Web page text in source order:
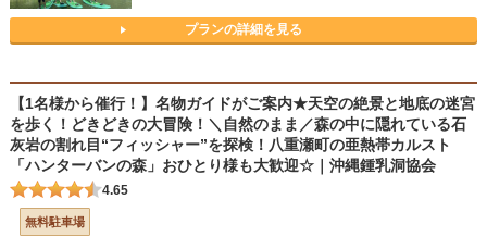
プランの詳細を見る
【1名様から催行！】名物ガイドがご案内★天空の絶景と地底の迷宮
を歩く！どきどきの大冒険！＼自然のまま／森の中に隠れている石
灰岩の割れ目“フィッシャー”を探検！八重瀬町の亜熱帯カルスト
「ハンターバンの森」おひとり様も大歓迎☆｜沖縄鍾乳洞協会
4.65
無料駐車場